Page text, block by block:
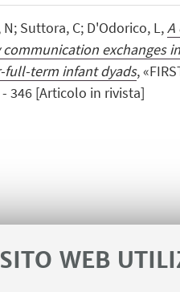
WEB
Suttora, C; D'Odorico, L,A
communication exchanges
full-term infant dyads,
- 346 [Articolo in rivista]